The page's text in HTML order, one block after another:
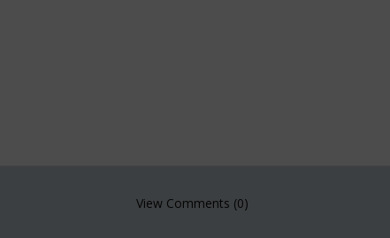
View Comments (0)